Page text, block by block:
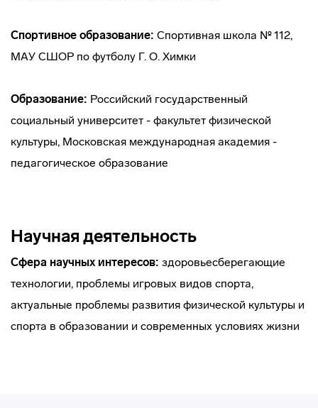
Спортивное образование: Спортивная школа № 112,
МАУ СШОР по футболу Г. О. Химки
Образование: Российский государственный
социальный университет - факультет физической
культуры, Московская международная академия -
педагогическое образование
Научная деятельность
Сфера научных интересов: здоровьесберегающие
технологии, проблемы игровых видов спорта,
актуальные проблемы развития физической культуры и
спорта в образовании и современных условиях жизни